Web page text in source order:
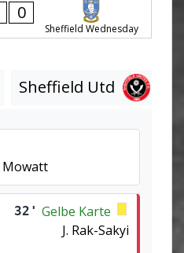
0
Sheffield Wednesday
Sheffield Utd
Mowatt
32' Gelbe Karte
J. Rak-Sakyi